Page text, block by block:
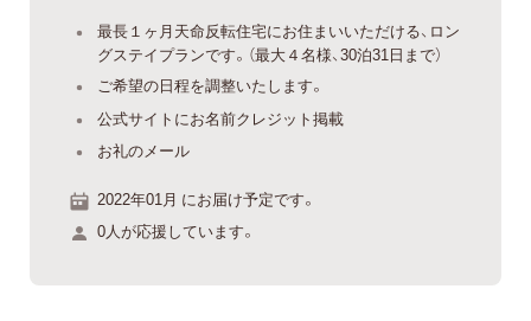
最長１ヶ月天命反転住宅にお住まいいただける、ロン
グステイプランです。（最大４名様、30泊31日まで）
ご希望の日程を調整いたします。
公式サイトにお名前クレジット掲載
お礼のメール
2022年01月 にお届け予定です。
0人が応援しています。